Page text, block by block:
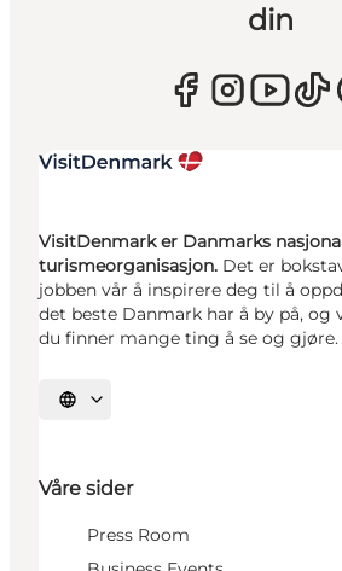
din
VisitDenmark er Danmarks
turismeorganisasjon. Det er
jobben vår å inspirere deg til å
det beste Danmark har å by på, og
du finner mange ting å se og gjøre.
Velg språk
Våre sider
Press Room